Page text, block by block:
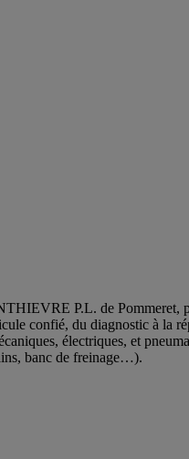
P.L. de
confié, du diagnostic à la
électriques, et
banc de freinage…).